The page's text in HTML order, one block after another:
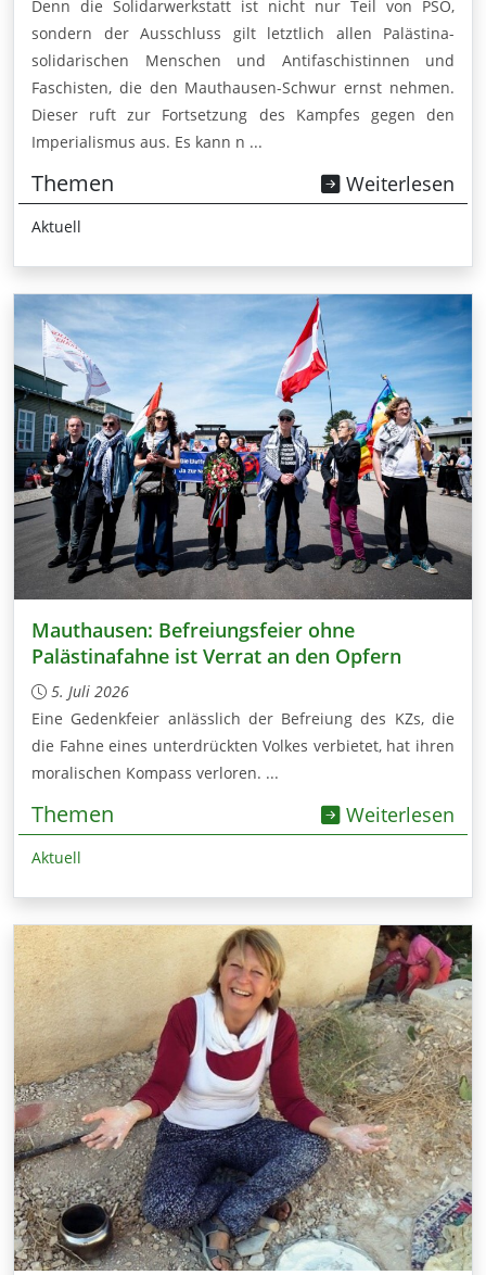
Denn die Solidarwerkstatt ist nicht nur Teil von PSÖ,
sondern der Ausschluss gilt letztlich allen Palästina-
solidarischen Menschen und Antifaschistinnen und
Faschisten, die den Mauthausen-Schwur ernst nehmen.
Dieser ruft zur Fortsetzung des Kampfes gegen den
Imperialismus aus. Es kann n ...
Themen Weiterlesen
Aktuell
Mauthausen: Befreiungsfeier ohne
Palästinafahne ist Verrat an den Opfern
5. Juli 2026
Eine Gedenkfeier anlässlich der Befreiung des KZs, die
die Fahne eines unterdrückten Volkes verbietet, hat ihren
moralischen Kompass verloren. ...
Themen Weiterlesen
Aktuell